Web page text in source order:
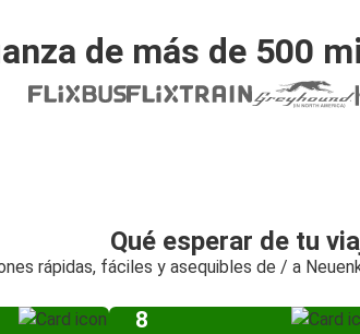
de más de 500
Qué esperar de tu
rápidas, fáciles y asequibles de / a
8